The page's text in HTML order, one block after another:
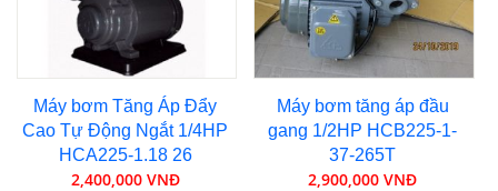
Máy bơm Tăng Áp Đẩy
Cao Tự Động Ngắt 1/4HP
HCA225-1.18 26
2,400,000 VNĐ
Máy bơm tăng áp đầu
gang 1/2HP HCB225-1-
37-265T
2,900,000 VNĐ